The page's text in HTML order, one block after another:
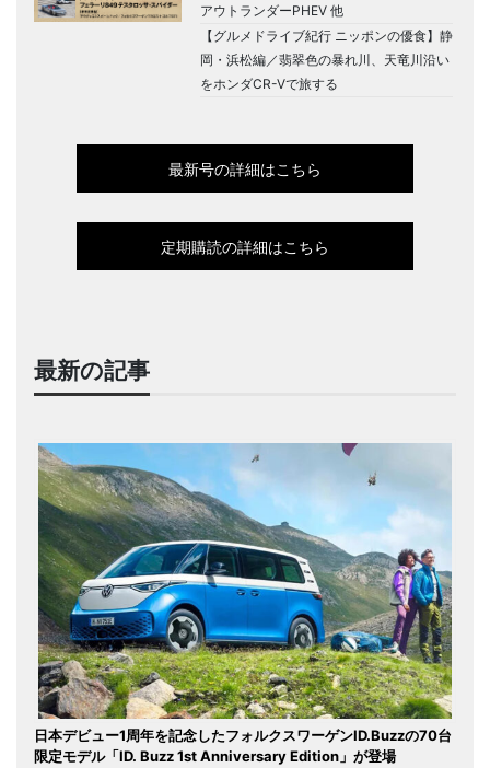
アウトランダーPHEV 他
【グルメドライブ紀行 ニッポンの優食】静
岡・浜松編／翡翠色の暴れ川、天竜川沿い
をホンダCR-Vで旅する
最新号の詳細はこちら
定期購読の詳細はこちら
最新の記事
日本デビュー1周年を記念したフォルクスワーゲンID.Buzzの70台
限定モデル「ID. Buzz 1st Anniversary Edition」が登場